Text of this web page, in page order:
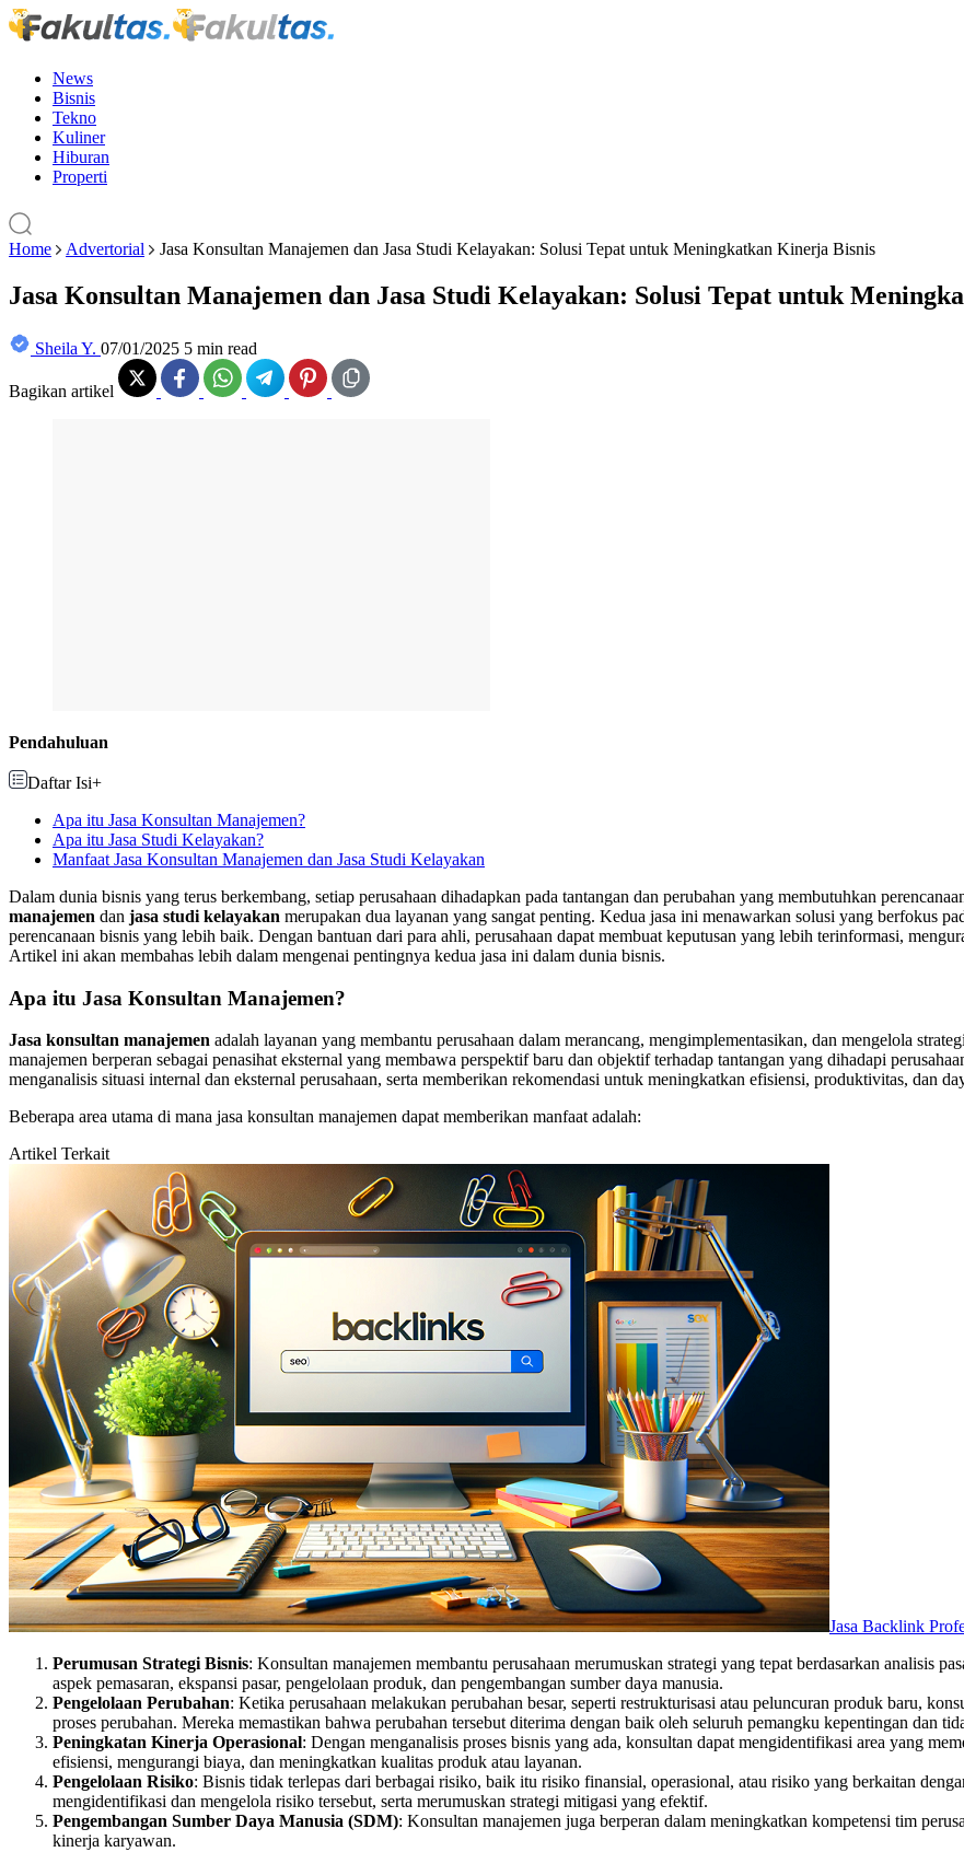
News
Bisnis
Tekno
Kuliner
Hiburan
Properti
Home Advertorial Jasa Konsultan Manajemen dan Jasa Studi Kelayakan: Solusi Tepat untuk Meningkatkan Kinerja Bisnis
Jasa Konsultan Manajemen dan Jasa Studi Kelayakan: Solusi Tepat untuk
Sheila Y. 07/01/2025 5 min read
Bagikan artikel
Pendahuluan
Daftar Isi+
Apa itu Jasa Konsultan Manajemen?
Apa itu Jasa Studi Kelayakan?
Manfaat Jasa Konsultan Manajemen dan Jasa Studi Kelayakan
Dalam dunia bisnis yang terus berkembang, setiap perusahaan dihadapkan pada tantangan dan perubahan yang membutuhkan
manajemen dan jasa studi kelayakan merupakan dua layanan yang sangat penting. Kedua jasa ini menawarkan solusi yang berfokus
perencanaan bisnis yang lebih baik. Dengan bantuan dari para ahli, perusahaan dapat membuat keputusan yang lebih terinformasi,
Artikel ini akan membahas lebih dalam mengenai pentingnya kedua jasa ini dalam dunia bisnis.
Apa itu Jasa Konsultan Manajemen?
Jasa konsultan manajemen adalah layanan yang membantu perusahaan dalam merancang, mengimplementasikan, dan mengelola
manajemen berperan sebagai penasihat eksternal yang membawa perspektif baru dan objektif terhadap tantangan yang dihadapi
menganalisis situasi internal dan eksternal perusahaan, serta memberikan rekomendasi untuk meningkatkan efisiensi, produktivitas, dan
Beberapa area utama di mana jasa konsultan manajemen dapat memberikan manfaat adalah:
Artikel Terkait
Jasa Backlink
Perumusan Strategi Bisnis: Konsultan manajemen membantu perusahaan merumuskan strategi yang tepat berdasarkan analisis
aspek pemasaran, ekspansi pasar, pengelolaan produk, dan pengembangan sumber daya manusia.
Pengelolaan Perubahan: Ketika perusahaan melakukan perubahan besar, seperti restrukturisasi atau peluncuran produk baru,
proses perubahan. Mereka memastikan bahwa perubahan tersebut diterima dengan baik oleh seluruh pemangku kepentingan dan
Peningkatan Kinerja Operasional: Dengan menganalisis proses bisnis yang ada, konsultan dapat mengidentifikasi area yang
efisiensi, mengurangi biaya, dan meningkatkan kualitas produk atau layanan.
Pengelolaan Risiko: Bisnis tidak terlepas dari berbagai risiko, baik itu risiko finansial, operasional, atau risiko yang berkaitan
mengidentifikasi dan mengelola risiko tersebut, serta merumuskan strategi mitigasi yang efektif.
Pengembangan Sumber Daya Manusia (SDM): Konsultan manajemen juga berperan dalam meningkatkan kompetensi tim
kinerja karyawan.